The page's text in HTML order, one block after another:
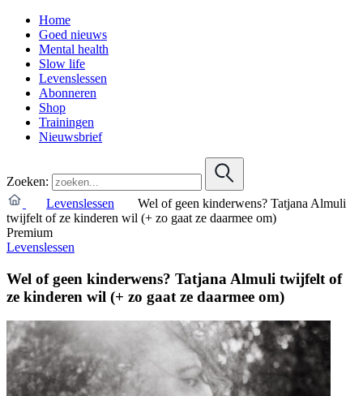
Home
Goed nieuws
Mental health
Slow life
Levenslessen
Abonneren
Shop
Trainingen
Nieuwsbrief
Zoeken:
Levenslessen
Wel of geen kinderwens? Tatjana Almuli
twijfelt of ze kinderen wil (+ zo gaat ze daarmee om)
Premium
Levenslessen
Wel of geen kinderwens? Tatjana Almuli twijfelt of
ze kinderen wil (+ zo gaat ze daarmee om)